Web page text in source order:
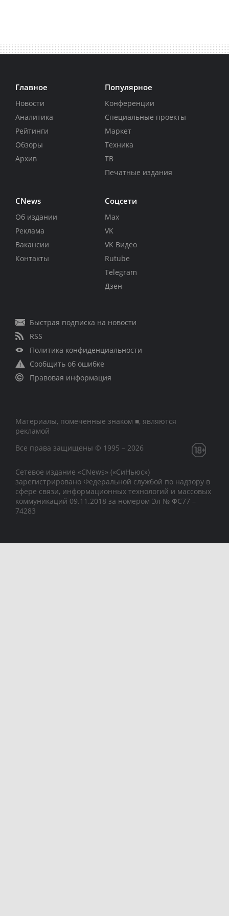
Главное
Новости
Аналитика
Рейтинги
Обзоры
Архив
Популярное
Конференции
Специальные проекты
Маркет
Техника
ТВ
Печатные издания
CNews
Об издании
Реклама
Вакансии
Контакты
Соцсети
Max
VK
VK Видео
Rutube
Telegram
Дзен
Быстрая подписка на новости
RSS
Политика конфиденциальности
Сообщить об ошибке
Правовая информация
Материалы, помеченные знаком ■, являются
рекламой
Все права защищены © 1995 – 2026
Сетевое издание «CNews» («СиНьюс»)
зарегистрировано Федеральной службой по надзору в
сфере связи, информационных технологий и массовых
коммуникаций 09.11.2018 за номером Эл № ФС77 –
74283